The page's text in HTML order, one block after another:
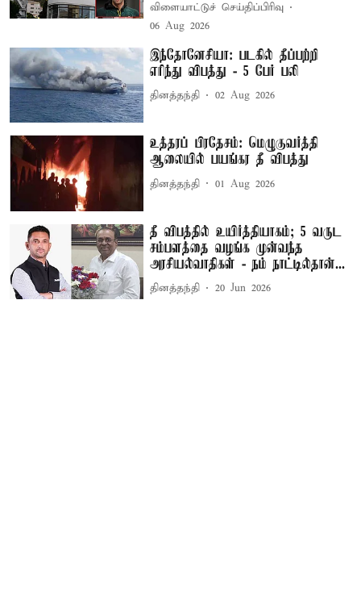
விளையாட்டுச் செய்திப்பிரிவு
06 Aug 2026
இந்தோனேசியா: படகில் தீப்பற்றி
எரிந்து விபத்து - 5 பேர் பலி
தினத்தந்தி 02 Aug 2026
உத்தரப் பிரதேசம்: மெழுகுவர்த்தி
ஆலையில் பயங்கர தீ விபத்து
தினத்தந்தி 01 Aug 2026
தீ விபத்தில் உயிர்த்தியாகம்; 5 வருட
சம்பளத்தை வழங்க முன்வந்த
அரசியல்வாதிகள் - நம் நாட்டில்தான்...
தினத்தந்தி 20 Jun 2026